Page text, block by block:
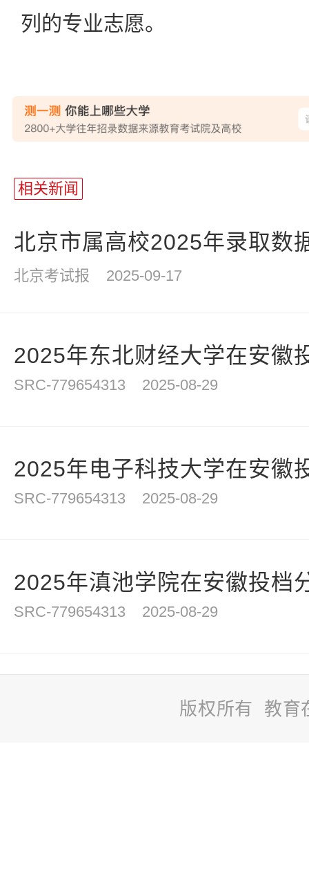
列的专业志愿。
相关新闻
北京市属高校2025年录取数
北京考试报 2025-09-17
2025年东北财经大学在安徽
SRC-779654313 2025-08-29
2025年电子科技大学在安徽
SRC-779654313 2025-08-29
2025年滇池学院在安徽投档
SRC-779654313 2025-08-29
版权所有 教育